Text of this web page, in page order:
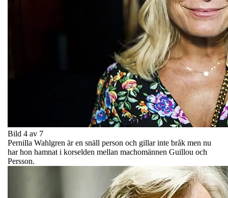
Bild 4 av 7
Pernilla Wahlgren är en snäll person och gillar inte bråk men nu
har hon hamnat i korselden mellan machomännen Guillou och
Persson.